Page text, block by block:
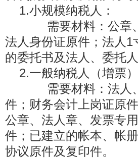
1.小规模纳税人：
需要材料：公章、
法人身份证原件；法人
的委托书及法人、委托
2.一般纳税人（增票）
需要材料：法人、
件；财务会计上岗证原
公章、法人章、发票专
件；已建立的帐本、帐
协议原件及复印件。